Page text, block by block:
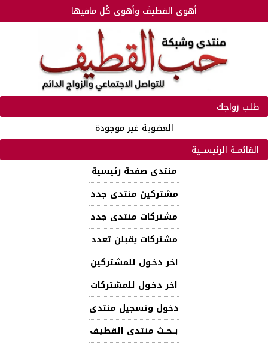
أهوى القطيفَ وأهوى كُل مافيها
طلب زواجك
العضوية غير موجودة
القائمـة الرئيســية
منتدى صفحة رئيسية
مشتركين منتدى جدد
مشتركات منتدى جدد
مشتركات يقبلن تعدد
اخر دخـول للمشتركين
اخر دخـول للمشتركات
دخول وتسجيل منتدى
بــحــث منتدى القطيف